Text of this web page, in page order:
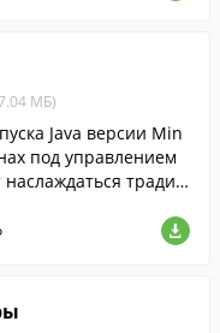
МБ)
Java версии Min
под управлением
традиц
месте и в любо